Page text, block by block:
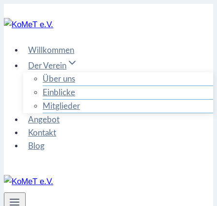
Inhalt
Willkommen
Der Verein
Über uns
Einblicke
Mitglieder
Angebot
Kontakt
Blog